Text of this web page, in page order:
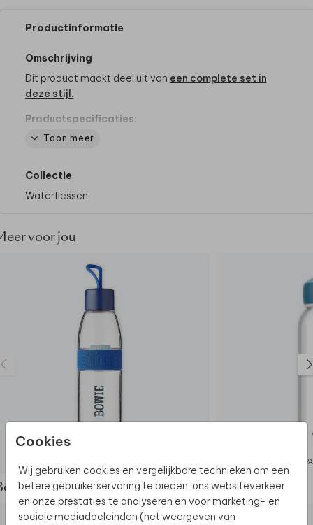
Cookies
Wij gebruiken cookies en vergelijkbare technieken om een
betere gebruikerservaring te bieden, ons websiteverkeer
en onze prestaties te analyseren en voor marketing- en
sociale mediadoeleinden (het weergeven van
Productinformatie
Omschrijving
Dit product maakt deel uit van een complete set in
deze stijl.
Productspecificaties:
- Merk: Mepal
- De draaidop heeft een handige lus
- BPA vrij
Toon meer
Collectie
Waterflessen
voor jou
de complete set